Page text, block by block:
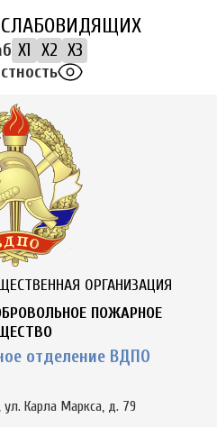
X1 X2 X3
ОРГАНИЗАЦИЯ
ПОЖАРНОЕ
отделение ВДПО
ул. Карла Маркса, д. 79